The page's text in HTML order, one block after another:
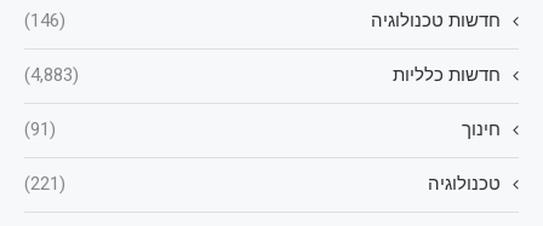
חדשות טכנולוגיה (146)
חדשות כלליות (4,883)
חינוך (91)
טכנולוגיה (221)